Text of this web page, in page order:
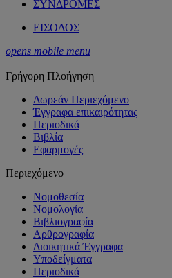
ΣΥΝΔΡΟΜΕΣ
ΕΙΣΟΔΟΣ
opens mobile menu
Γρήγορη Πλοήγηση
Δωρεάν Περιεχόμενο
Έγγραφα επικαιρότητας
Περιοδικά
Βιβλία
Εφαρμογές
Περιεχόμενο
Νομοθεσία
Νομολογία
Βιβλιογραφία
Αρθρογραφία
Διοικητικά Έγγραφα
Υποδείγματα
Περιοδικά